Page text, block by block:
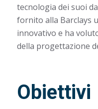
tecnologia dei suoi
fornito alla Barclays
innovativo e ha
della progettazione
Obiettivi